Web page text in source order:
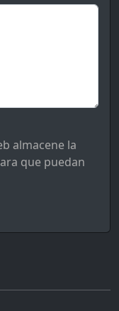
almacene la
que puedan